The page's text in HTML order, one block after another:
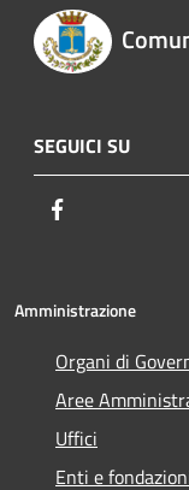
SEGUICI SU
Amministrazione
Organi di
Aree
Uffici
Enti e